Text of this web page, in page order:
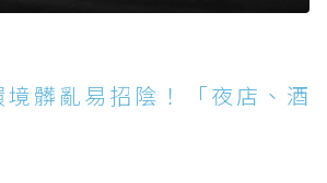
髒亂易招陰！「夜店、酒